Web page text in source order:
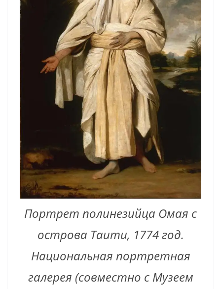
Портрет полинезийца Омая с
острова Таити, 1774 год.
Национальная портретная
галерея (совместно с Музеем